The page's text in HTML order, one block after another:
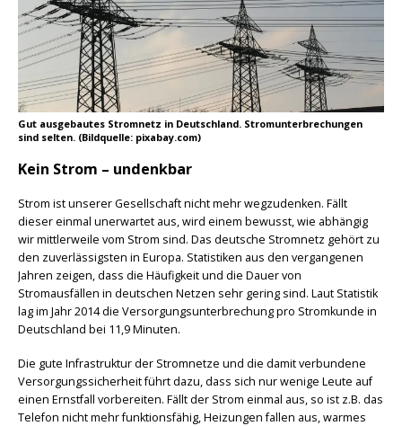
Gut ausgebautes Stromnetz in Deutschland. Stromunterbrechungen
sind selten. (Bildquelle: pixabay.com)
Kein Strom – undenkbar
Strom ist unserer Gesellschaft nicht mehr wegzudenken. Fällt
dieser einmal unerwartet aus, wird einem bewusst, wie abhängig
wir mittlerweile vom Strom sind. Das deutsche Stromnetz gehört zu
den zuverlässigsten in Europa. Statistiken aus den vergangenen
Jahren zeigen, dass die Häufigkeit und die Dauer von
Stromausfällen in deutschen Netzen sehr gering sind. Laut Statistik
lag im Jahr 2014 die Versorgungsunterbrechung pro Stromkunde in
Deutschland bei 11,9 Minuten.
Die gute Infrastruktur der Stromnetze und die damit verbundene
Versorgungssicherheit führt dazu, dass sich nur wenige Leute auf
einen Ernstfall vorbereiten. Fällt der Strom einmal aus, so ist z.B. das
Telefon nicht mehr funktionsfähig, Heizungen fallen aus, warmes